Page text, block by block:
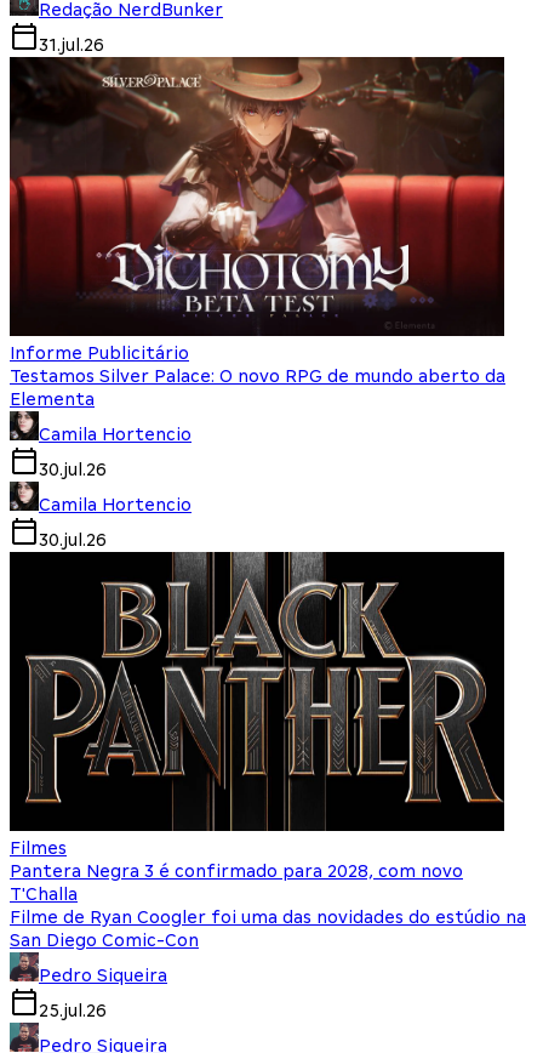
Redação NerdBunker
31.jul.26
Informe Publicitário
Testamos Silver Palace: O novo RPG de mundo aberto da
Elementa
Camila Hortencio
30.jul.26
Camila Hortencio
30.jul.26
Filmes
Pantera Negra 3 é confirmado para 2028, com novo
T'Challa
Filme de Ryan Coogler foi uma das novidades do estúdio na
San Diego Comic-Con
Pedro Siqueira
25.jul.26
Pedro Siqueira